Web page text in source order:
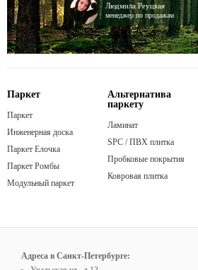
Людмила Реуцкая
менеджер по продажам
Паркет
Паркет
Инженерная доска
Паркет Елочка
Паркет Ромбы
Модульный паркет
Альтернатива
паркету
Ламинат
SPC / ПВХ плитка
Пробковые покрытия
Ковровая плитка
Адреса в Санкт-Петербурге: